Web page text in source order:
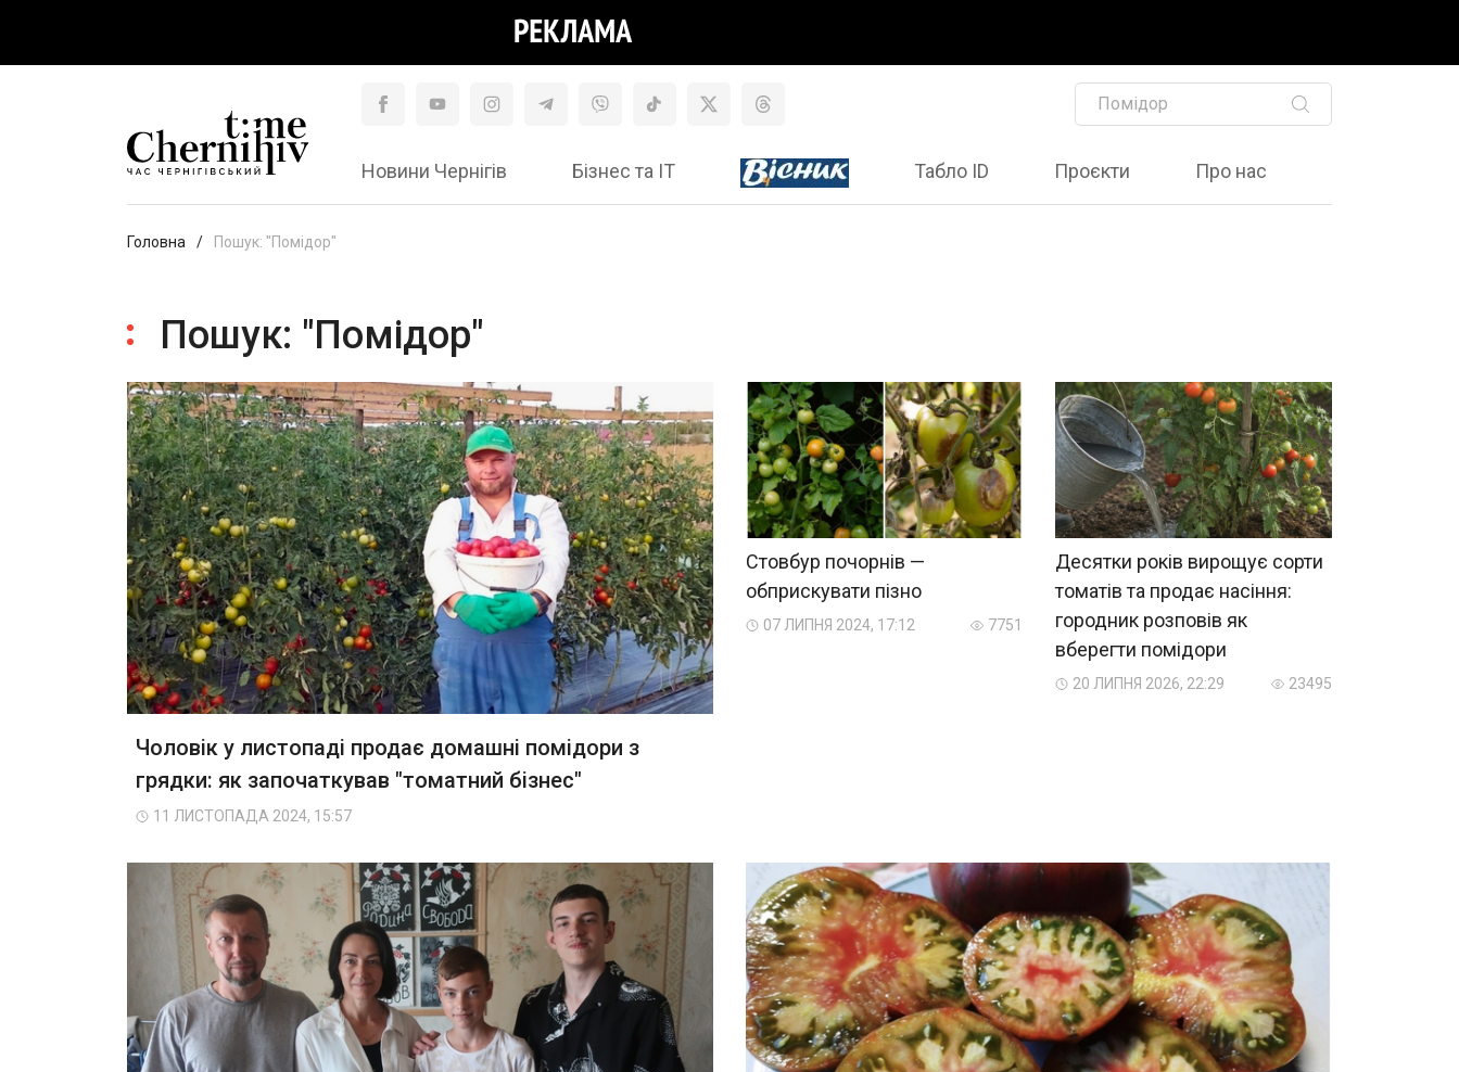
Новини Чернігів Бізнес та ІТ Табло ID Проєкти Про нас
Головна Пошук: "Помідор"
Пошук: "Помідор"
Чоловік у листопаді продає домашні помідори з
грядки: як започаткував "томатний бізнес"
11 ЛИСТОПАДА 2024, 15:57
Стовбур почорнів —
обприскувати пізно
07 ЛИПНЯ 2024, 17:12 7751
Десятки років вирощує сорти
томатів та продає насіння:
городник розповів як
вберегти помідори
20 ЛИПНЯ 2026, 22:29 23495